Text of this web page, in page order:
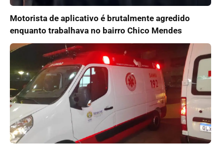
Motorista de aplicativo é brutalmente agredido
enquanto trabalhava no bairro Chico Mendes